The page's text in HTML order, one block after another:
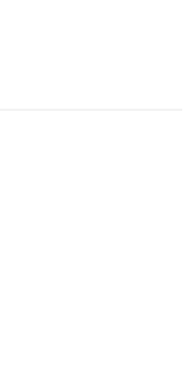
Bürgerbegehren